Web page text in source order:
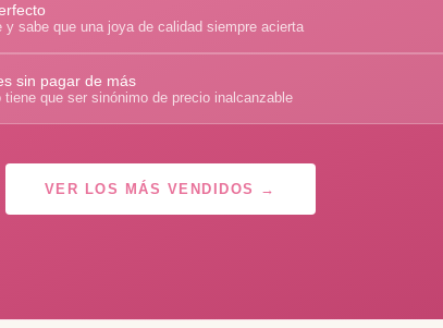
y sabe que una joya de calidad siempre acierta
sin pagar de más
que ser sinónimo de precio inalcanzable
VER LOS MÁS VENDIDOS →